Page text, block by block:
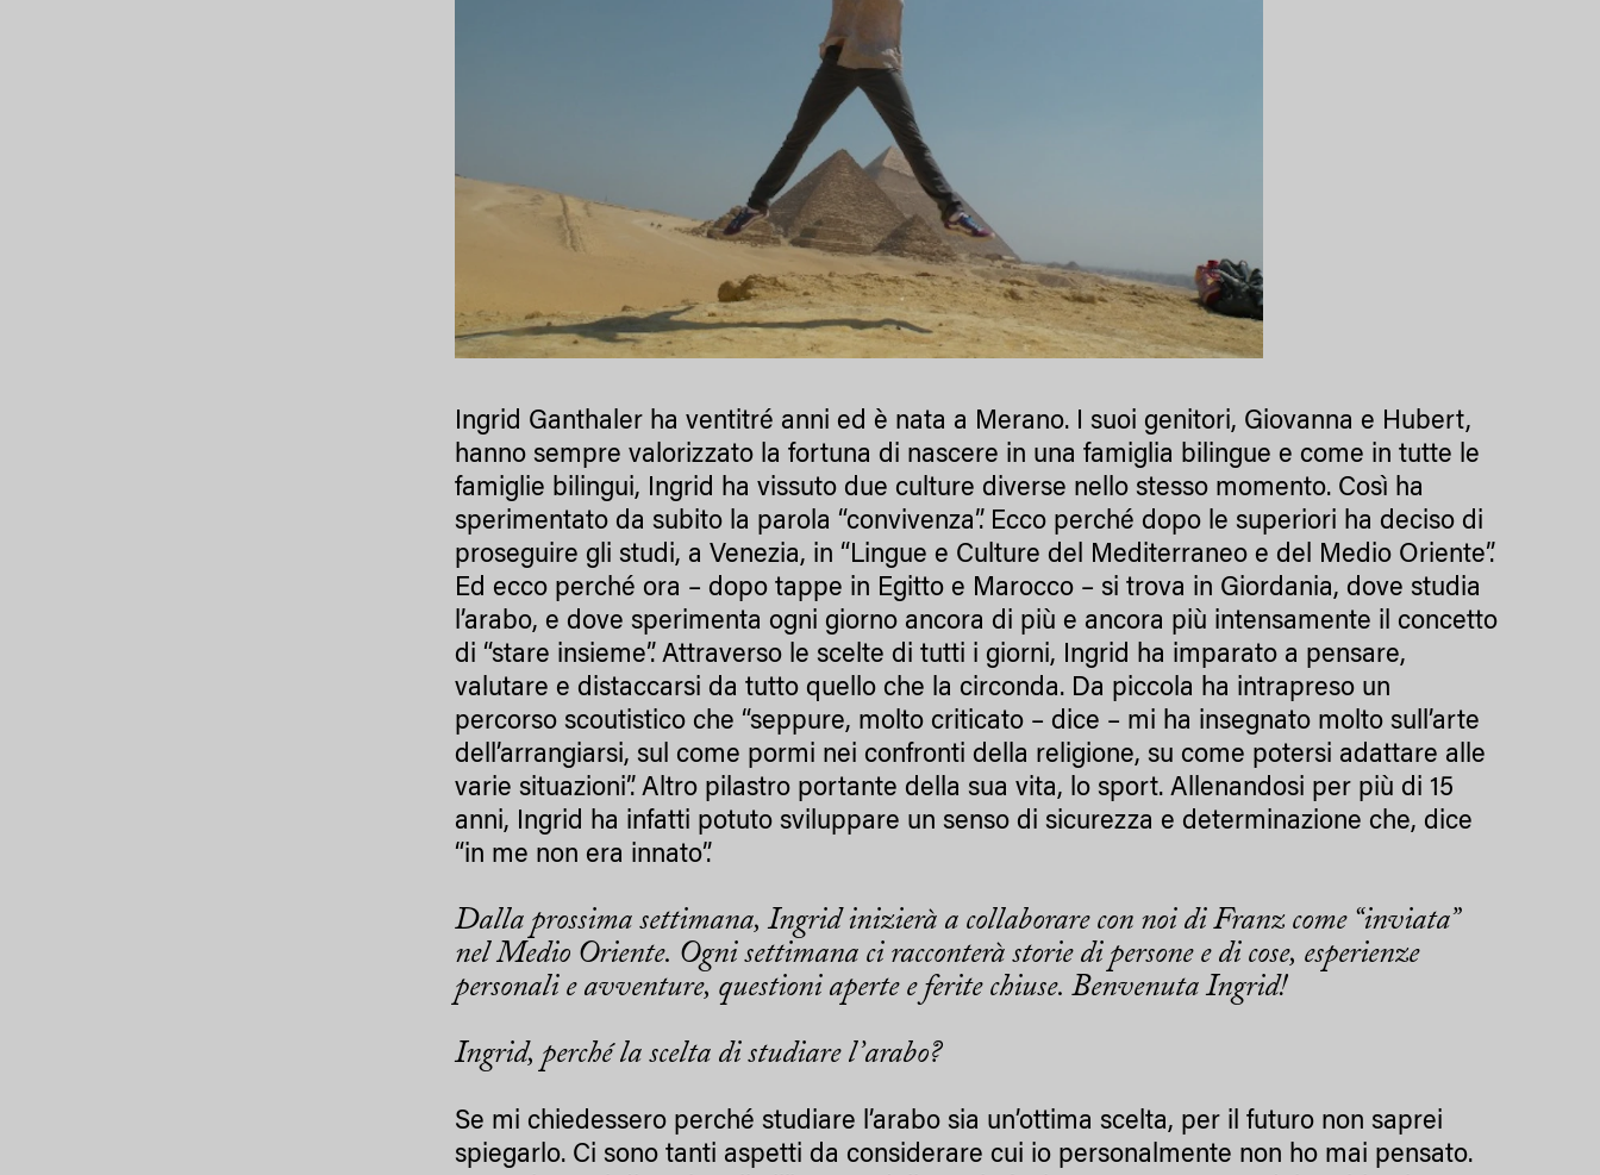
Ingrid Ganthaler ha ventitré anni ed è nata a Merano. I suoi genitori, Giovanna e Hubert,
hanno sempre valorizzato la fortuna di nascere in una famiglia bilingue e come in tutte le
famiglie bilingui, Ingrid ha vissuto due culture diverse nello stesso momento. Così ha
sperimentato da subito la parola “convivenza”. Ecco perché dopo le superiori ha deciso di
proseguire gli studi, a Venezia, in “Lingue e Culture del Mediterraneo e del Medio Oriente”.
Ed ecco perché ora – dopo tappe in Egitto e Marocco – si trova in Giordania, dove studia
l’arabo, e dove sperimenta ogni giorno ancora di più e ancora più intensamente il concetto
di “stare insieme”. Attraverso le scelte di tutti i giorni, Ingrid ha imparato a pensare,
valutare e distaccarsi da tutto quello che la circonda. Da piccola ha intrapreso un
percorso scoutistico che “seppure, molto criticato – dice – mi ha insegnato molto sull’arte
dell’arrangiarsi, sul come pormi nei confronti della religione, su come potersi adattare alle
varie situazioni”. Altro pilastro portante della sua vita, lo sport. Allenandosi per più di 15
anni, Ingrid ha infatti potuto sviluppare un senso di sicurezza e determinazione che, dice
“in me non era innato”.
Dalla prossima settimana, Ingrid inizierà a collaborare con noi di Franz come “inviata”
nel Medio Oriente. Ogni settimana ci racconterà storie di persone e di cose, esperienze
personali e avventure, questioni aperte e ferite chiuse. Benvenuta Ingrid!
Ingrid, perché la scelta di studiare l’arabo?
Se mi chiedessero perché studiare l’arabo sia un’ottima scelta, per il futuro non saprei
spiegarlo. Ci sono tanti aspetti da considerare cui io personalmente non ho mai pensato.